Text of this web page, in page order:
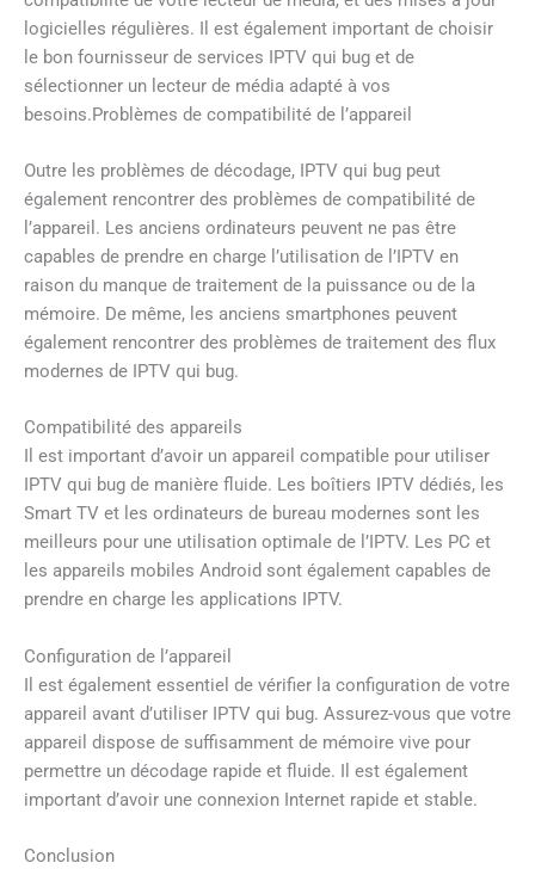
logicielles régulières. Il est également important de choisir
le bon fournisseur de services IPTV qui bug et de
sélectionner un lecteur de média adapté à vos
besoins.Problèmes de compatibilité de l’appareil
Outre les problèmes de décodage, IPTV qui bug peut
également rencontrer des problèmes de compatibilité de
l’appareil. Les anciens ordinateurs peuvent ne pas être
capables de prendre en charge l’utilisation de l’IPTV en
raison du manque de traitement de la puissance ou de la
mémoire. De même, les anciens smartphones peuvent
également rencontrer des problèmes de traitement des flux
modernes de IPTV qui bug.
Compatibilité des appareils
Il est important d’avoir un appareil compatible pour utiliser
IPTV qui bug de manière fluide. Les boîtiers IPTV dédiés, les
Smart TV et les ordinateurs de bureau modernes sont les
meilleurs pour une utilisation optimale de l’IPTV. Les PC et
les appareils mobiles Android sont également capables de
prendre en charge les applications IPTV.
Configuration de l’appareil
Il est également essentiel de vérifier la configuration de votre
appareil avant d’utiliser IPTV qui bug. Assurez-vous que votre
appareil dispose de suffisamment de mémoire vive pour
permettre un décodage rapide et fluide. Il est également
important d’avoir une connexion Internet rapide et stable.
Conclusion